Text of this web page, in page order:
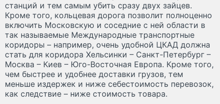
станций и тем самым убить сразу двух зайцев.
Кроме того, кольцевая дорога позволит полноценно
включить Московскую и соседние с ней области в
так называемые Международные транспортные
коридоры – например, очень удобной ЦКАД должна
стать для коридора Хельсинки – Санкт-Петербург –
Москва – Киев – Юго-Восточная Европа. Кроме того,
чем быстрее и удобнее доставки грузов, тем
меньше издержек и ниже себестоимость перевозок,
как следствие – ниже стоимость товара.